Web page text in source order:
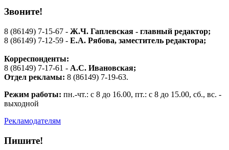
Звоните!
8 (86149) 7-15-67 - Ж.Ч. Гаплевская - главный редактор;
8 (86149) 7-12-59 - Е.А. Рябова, заместитель редактора;
Корреспонденты:
8 (86149) 7-17-61 - А.С. Ивановская;
Отдел рекламы: 8 (86149) 7-19-63.
Режим работы: пн.-чт.: с 8 до 16.00, пт.: с 8 до 15.00, сб., вс. -
выходной
Рекламодателям
Пишите!